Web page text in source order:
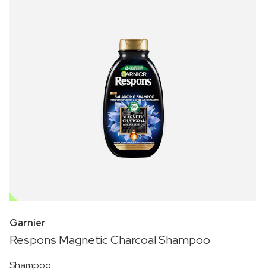
OUTLET
Garnier
Respons Magnetic Charcoal Shampoo
Shampoo